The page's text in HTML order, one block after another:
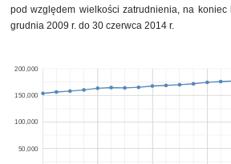
pod względem wielkości zatrudnienia, na koniec
grudnia 2009 r. do 30 czerwca 2014 r.
50,000
100,000
150,000
200,000